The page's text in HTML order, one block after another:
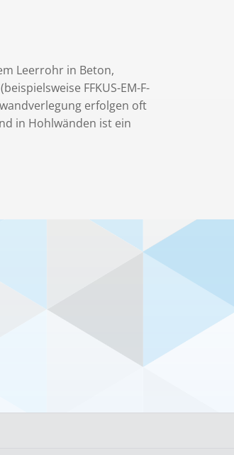
Leerrohr in Beton,
(beispielsweise FFKUS-EM-F-
erfolgen oft
in Hohlwänden ist ein